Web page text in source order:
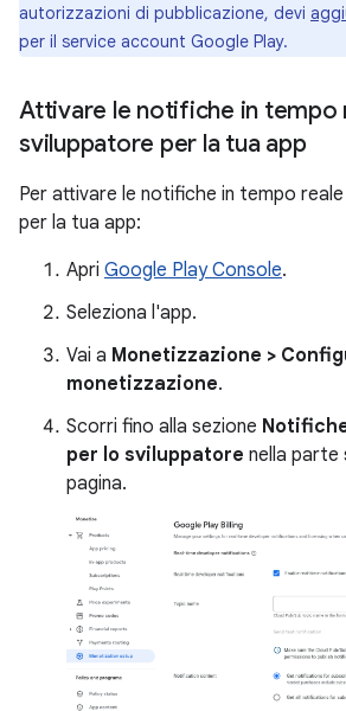
autorizzazioni di pubblicazione, devi
per il service account Google Play.
Attivare le notifiche in tempo
sviluppatore per la tua app
Per attivare le notifiche in tempo
per la tua app:
Apri Google Play Console.
Seleziona l'app.
Vai a Monetizzazione >
monetizzazione.
Scorri fino alla sezione
per lo sviluppatore nella parte
pagina.